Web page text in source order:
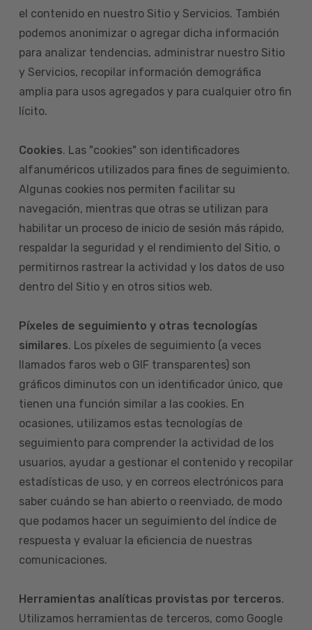
el contenido en nuestro Sitio y Servicios. También
podemos anonimizar o agregar dicha información
para analizar tendencias, administrar nuestro Sitio
y Servicios, recopilar información demográfica
amplia para usos agregados y para cualquier otro fin
lícito.
Cookies. Las "cookies" son identificadores
alfanuméricos utilizados para fines de seguimiento.
Algunas cookies nos permiten facilitar su
navegación, mientras que otras se utilizan para
habilitar un proceso de inicio de sesión más rápido,
respaldar la seguridad y el rendimiento del Sitio, o
permitirnos rastrear la actividad y los datos de uso
dentro del Sitio y en otros sitios web.
Píxeles de seguimiento y otras tecnologías
similares. Los píxeles de seguimiento (a veces
llamados faros web o GIF transparentes) son
gráficos diminutos con un identificador único, que
tienen una función similar a las cookies. En
ocasiones, utilizamos estas tecnologías de
seguimiento para comprender la actividad de los
usuarios, ayudar a gestionar el contenido y recopilar
estadísticas de uso, y en correos electrónicos para
saber cuándo se han abierto o reenviado, de modo
que podamos hacer un seguimiento del índice de
respuesta y evaluar la eficiencia de nuestras
comunicaciones.
Herramientas analíticas provistas por terceros.
Utilizamos herramientas de terceros, como Google